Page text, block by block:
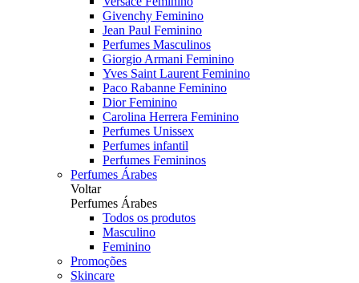
Givenchy Feminino
Jean Paul Feminino
Perfumes Masculinos
Giorgio Armani Feminino
Yves Saint Laurent Feminino
Paco Rabanne Feminino
Dior Feminino
Carolina Herrera Feminino
Perfumes Unissex
Perfumes infantil
Perfumes Femininos
Perfumes Árabes
Voltar
Perfumes Árabes
Todos os produtos
Masculino
Feminino
Promoções
Skincare